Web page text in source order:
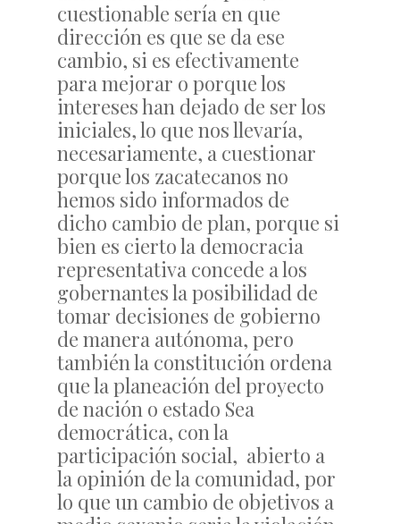
cuestionable sería en que
dirección es que se da ese
cambio, si es efectivamente
para mejorar o porque los
intereses han dejado de ser los
iniciales, lo que nos llevaría,
necesariamente, a cuestionar
porque los zacatecanos no
hemos sido informados de
dicho cambio de plan, porque si
bien es cierto la democracia
representativa concede a los
gobernantes la posibilidad de
tomar decisiones de gobierno
de manera autónoma, pero
también la constitución ordena
que la planeación del proyecto
de nación o estado Sea
democrática, con la
participación social, abierto a
la opinión de la comunidad, por
lo que un cambio de objetivos a